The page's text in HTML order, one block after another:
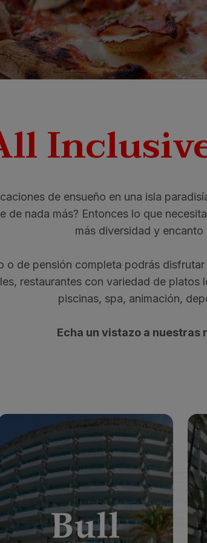
Canaria & Spa
Suites by Bull
de ensueño en una isla
de nada más? Entonces lo que
más diversidad y encanto
o de pensión completa podrás
restaurantes con variedad de platos
piscinas, spa, animación,
Echa un vistazo a nuestras
BULL ESCORIAL & SPA
** *